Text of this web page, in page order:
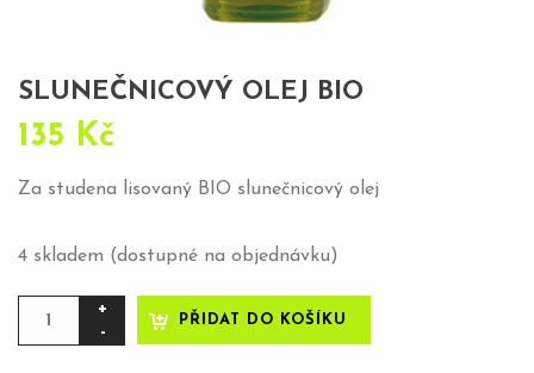
SLUNEČNICOVÝ OLEJ BIO
135 Kč
Za studena lisovaný BIO slunečnicový olej
4 skladem (dostupné na objednávku)
Slunečnicový
PŘIDAT DO KOŠÍKU